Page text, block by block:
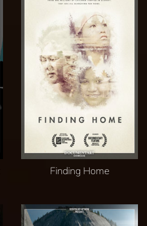
Finding Home